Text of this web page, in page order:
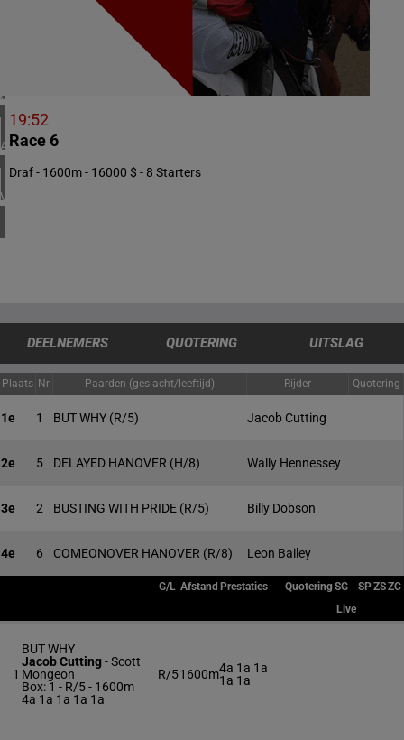
CHILI
1 meeting(s)
ARGENTINIË
1 meeting(s)
VERENIGDE STATEN
4 meeting(s)
19:52
Race 6
Draf - 1600m - 16000 $ - 8 Starters
DEELNEMERS QUOTERING UITSLAG
Plaats Nr. Paarden (geslacht/leeftijd) Rijder Quotering
1e 1 BUT WHY (R/5) Jacob Cutting
2e 5 DELAYED HANOVER (H/8) Wally Hennessey
3e 2 BUSTING WITH PRIDE (R/5) Billy Dobson
4e 6 COMEONOVER HANOVER (R/8) Leon Bailey
G/L Afstand Prestaties QuoteringSG SPZSZC
Live
1
BUT WHY
Jacob Cutting-Scott
Mongeon
Box: 1 - R/5 - 1600m
4a 1a 1a 1a 1a
R/51600m4a 1a 1a
1a 1a